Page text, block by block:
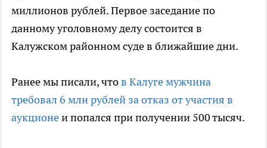
миллионов рублей. Первое заседание по
данному уголовному делу состоится в
Калужском районном суде в ближайшие дни.
Ранее мы писали, чтов Калуге мужчина
требовал 6 млн рублей за отказ от участия в
аукционеи попался при получении 500 тысяч.